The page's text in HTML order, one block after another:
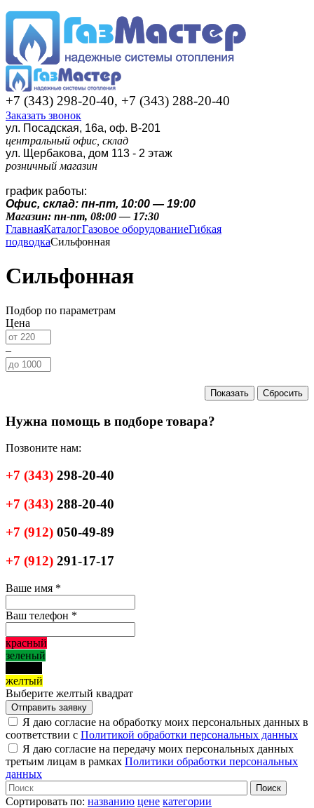
+7 (343) 298-20-40, +7 (343) 288-20-40
Заказать звонок
ул. Посадская, 16а, оф. В-201
центральный офис, склад
ул. Щербакова, дом 113 - 2 этаж
розничный магазин
график работы:
Офис, склад: пн-пт, 10:00 — 19:00
Магазин: пн-пт, 08:00 — 17:30
ГлавнаяКаталогГазовое оборудованиеГибкая
подводкаСильфонная
Сильфонная
Подбор по параметрам
Цена
–
Нужна помощь в подборе товара?
Позвоните нам:
+7 (343) 298-20-40
+7 (343) 288-20-40
+7 (912) 050-49-89
+7 (912) 291-17-17
Ваше имя *
Ваш телефон *
красный
зеленый
желтый
Выберите желтый квадрат
Я даю согласие на обработку моих персональных данных в
соответствии с Политикой обработки персональных данных
Я даю согласие на передачу моих персональных данных
третьим лицам в рамках Политики обработки персональных
данных
Сортировать по: названию цене категории